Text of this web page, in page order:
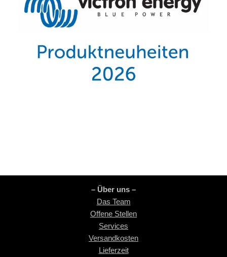
– Über uns –
Das Team
Offene Stellen
Services
Versandkosten
Lieferzeit